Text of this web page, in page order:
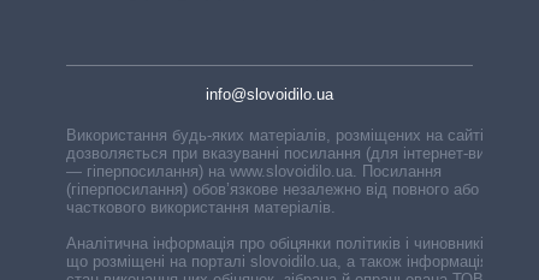
info@slovoidilo.ua
Використання будь-яких матеріалів, розміщених на сайті,
дозволяється при вказуванні посилання (для інтернет-видань
— гіперпосилання) на www.slovoidilo.ua. Посилання
(гіперпосилання) обов’язкове незалежно від повного або
часткового використання матеріалів.
Аналітична інформація про обіцянки політиків і чиновників,
що розміщені на порталі slovoidilo.ua, а також інформація про